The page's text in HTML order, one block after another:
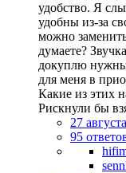
удобство. Я
удобны из-за
можно
думаете?
докуплю
для меня в
Какие из этих
Рискнули бы
27
95